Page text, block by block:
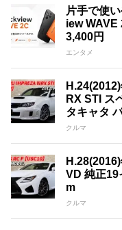
片手で使
iew
3,400円
エンタメ
RX STI ス
タキャタ
クルマ
VD 純正19
m
クルマ